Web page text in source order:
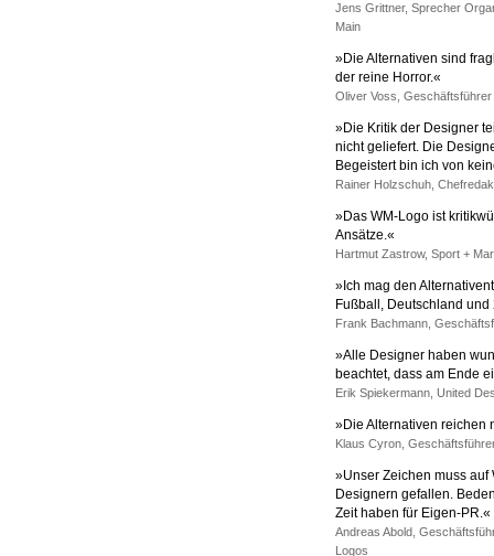
Jens Grittner, Sprecher
Main
»Die Alternativen sind
der reine Horror.«
Oliver Voss,
»Die Kritik der Designer
nicht geliefert. Die
Begeistert bin ich von
Rainer Holzschuh,
»Das WM-Logo ist
Ansätze.«
Hartmut Zastrow, Sport +
»Ich mag den
Fußball, Deutschland und
Frank Bachmann,
»Alle Designer haben
beachtet, dass am Ende
Erik Spiekermann, United
»Die Alternativen reichen
Klaus Cyron,
»Unser Zeichen muss
Designern gefallen.
Zeit haben für Eigen-PR.«
Andreas Abold,
Logos